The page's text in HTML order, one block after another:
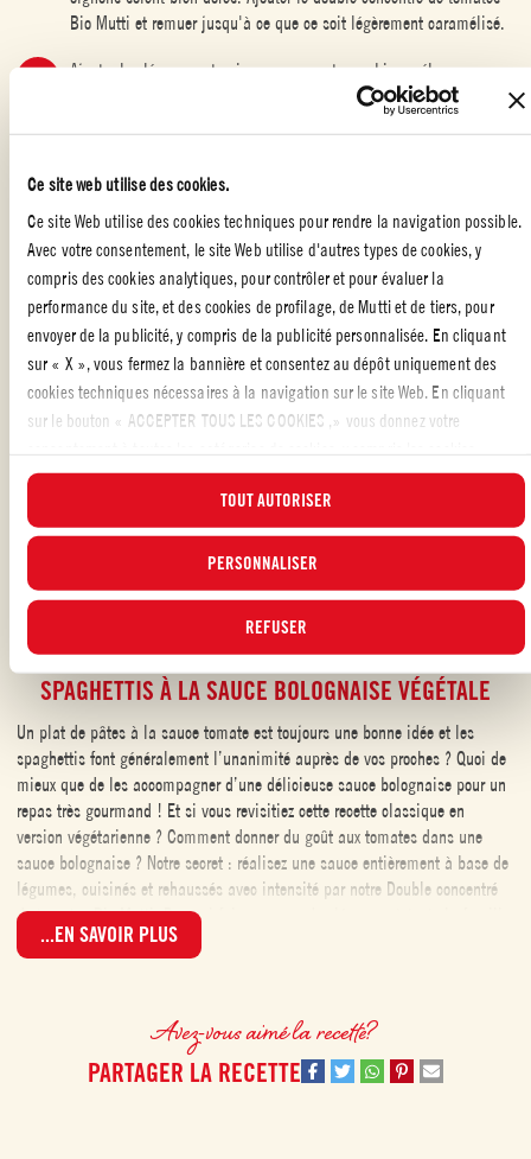
Ce site web utilise des cookies.
Ce site Web utilise des cookies techniques pour rendre la navigation possible.
Avec votre consentement, le site Web utilise d'autres types de cookies, y
compris des cookies analytiques, pour contrôler et pour évaluer la
performance du site, et des cookies de profilage, de Mutti et de tiers, pour
envoyer de la publicité, y compris de la publicité personnalisée. En cliquant
sur « X », vous fermez la bannière et consentez au dépôt uniquement des
cookies techniques nécessaires à la navigation sur le site Web. En cliquant
sur le bouton « ACCEPTER TOUS LES COOKIES ,» vous donnez votre
analytiques et de profilage. Vous pouvez à tout moment choisir les cookies
auxquels vous souhaitez donner votre consentement et consulter la liste
actualisée des cookies en cliquant sur le bouton « GÉRER ». Pour plus
d'informations, veuillez lire notrePolitique d'utilisation des cookies
TOUT AUTORISER
PERSONNALISER
REFUSER
Bio Mutti et remuer jusqu'à ce que ce soit légèrement caramélisé.
Ajouter les légumes et cuire, en remuant pour bien mélanger,
jusqu'à ce que les légumes soient enrobés d'huile et qu’ils soient
dorés. Ajouter les tomates pelées Mutti, bien mélanger et réduire à
remuant souvent, jusqu'à ce que la sauce soit très épaisse et ait
incorporer petit à petit une petite quantité d'eau, si besoin. Lorsque
la sauce est terminée, la mettre de côté pendant la cuisson des
pâtes. Conserver un peu d’eau de cuisson des pâtes si la sauce est
trop épaisse.
Ajouter les pâtes égouttées à la sauce et mélanger pendant deux
minutes à feu doux, en veillant à ce que les pâtes ne collent pas
au fond de la casserole. Répartir les pâtes sur le plat de service,
saupoudrer de fromage Parmigiano Reggiano fraîchement râpé et
PÂTES À LA TOMATE
SPAGHETTIS À LA SAUCE BOLOGNAISE VÉGÉTALE
Un plat de pâtes à la sauce tomate est toujours une bonne idée et les
spaghettis font généralement l’unanimité auprès de vos proches ? Quoi de
mieux que de les accompagner d’une délicieuse sauce bolognaise pour un
repas très gourmand ! Et si vous revisitiez cette recette classique en
version végétarienne ? Comment donner du goût aux tomates dans une
sauce bolognaise ? Notre secret : réalisez une sauce entièrement à base de
légumes, cuisinés et rehaussés avec intensité par notre Double concentré
de tomates Bio Mutti. De quoi faire manger des légumes à toute la famille
avec plaisir et facilité ! Les spaghettis à la bolognaise végétale seront une
avec des tomates bio à tester d’urgence !
...EN SAVOIR PLUS
Avez-vous aimé la recette?
PARTAGER LA RECETTE